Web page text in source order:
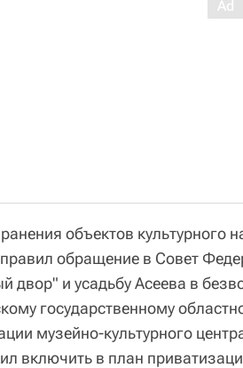
объектов культурного
обращение в Совет
двор" и усадьбу Асеева в
государственному
музейно-культурного
включить в план